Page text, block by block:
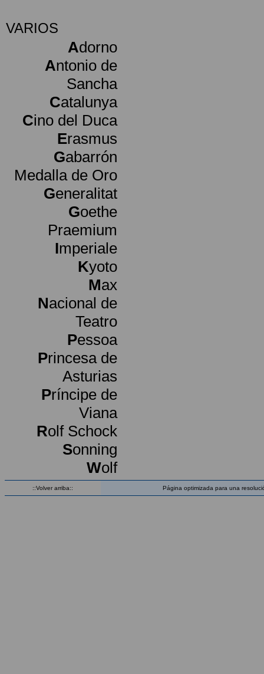
VARIOS
Adorno
Antonio de
Sancha
Catalunya
Cino del Duca
Erasmus
Gabarrón
Medalla de Oro
Generalitat
Goethe
Praemium
Imperiale
Kyoto
Max
Nacional de
Teatro
Pessoa
Princesa de
Asturias
Príncipe de
Viana
Rolf Schock
Sonning
Wolf
::Volver arriba:: Página optimizada para una